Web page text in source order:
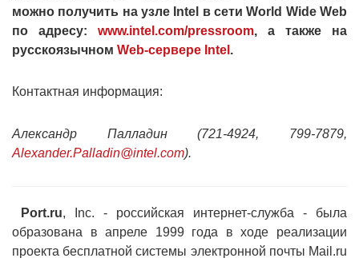
можно получить на узле Intel в сети World Wide Web
по адресу: www.intel.com/pressroom, а также на
русскоязычном Web-сервере Intel .
Контактная информация:
Александр Палладин (721-4924, 799-7879,
Alexander.Palladin@intel.com).
Port.ru, Inc. - российская интернет-служба - была
образована в апреле 1999 года в ходе реализации
проекта бесплатной системы электронной почты Mail.ru